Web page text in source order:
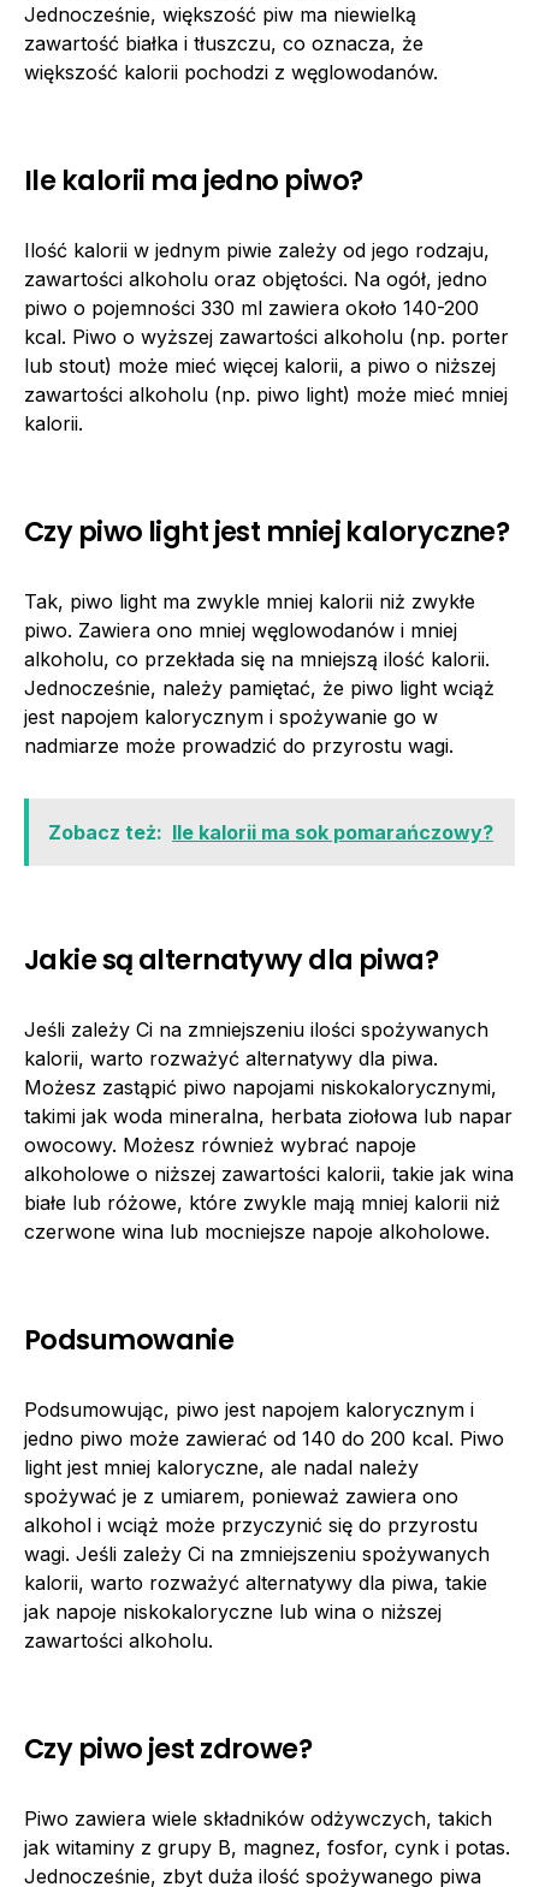
Jednocześnie, większość piw ma niewielką
zawartość białka i tłuszczu, co oznacza, że
większość kalorii pochodzi z węglowodanów.
Ile kalorii ma jedno piwo?
Ilość kalorii w jednym piwie zależy od jego rodzaju,
zawartości alkoholu oraz objętości. Na ogół, jedno
piwo o pojemności 330 ml zawiera około 140-200
kcal. Piwo o wyższej zawartości alkoholu (np. porter
lub stout) może mieć więcej kalorii, a piwo o niższej
zawartości alkoholu (np. piwo light) może mieć mniej
kalorii.
Czy piwo light jest mniej kaloryczne?
Tak, piwo light ma zwykle mniej kalorii niż zwykłe
piwo. Zawiera ono mniej węglowodanów i mniej
alkoholu, co przekłada się na mniejszą ilość kalorii.
Jednocześnie, należy pamiętać, że piwo light wciąż
jest napojem kalorycznym i spożywanie go w
nadmiarze może prowadzić do przyrostu wagi.
Zobacz też: Ile kalorii ma sok pomarańczowy?
Jakie są alternatywy dla piwa?
Jeśli zależy Ci na zmniejszeniu ilości spożywanych
kalorii, warto rozważyć alternatywy dla piwa.
Możesz zastąpić piwo napojami niskokalorycznymi,
takimi jak woda mineralna, herbata ziołowa lub napar
owocowy. Możesz również wybrać napoje
alkoholowe o niższej zawartości kalorii, takie jak wina
białe lub różowe, które zwykle mają mniej kalorii niż
czerwone wina lub mocniejsze napoje alkoholowe.
Podsumowanie
Podsumowując, piwo jest napojem kalorycznym i
jedno piwo może zawierać od 140 do 200 kcal. Piwo
light jest mniej kaloryczne, ale nadal należy
spożywać je z umiarem, ponieważ zawiera ono
alkohol i wciąż może przyczynić się do przyrostu
wagi. Jeśli zależy Ci na zmniejszeniu spożywanych
kalorii, warto rozważyć alternatywy dla piwa, takie
jak napoje niskokaloryczne lub wina o niższej
zawartości alkoholu.
Czy piwo jest zdrowe?
Piwo zawiera wiele składników odżywczych, takich
jak witaminy z grupy B, magnez, fosfor, cynk i potas.
Jednocześnie, zbyt duża ilość spożywanego piwa